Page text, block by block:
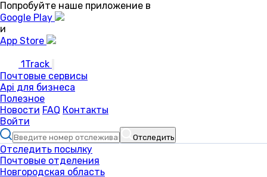
Попробуйте наше приложение в
Google Play
и
App Store
1Track
Почтовые сервисы
Api для бизнеса
Полезное
Новости FAQ Контакты
Войти
Отследить
Отследить посылку
Почтовые отделения
Новгородская область